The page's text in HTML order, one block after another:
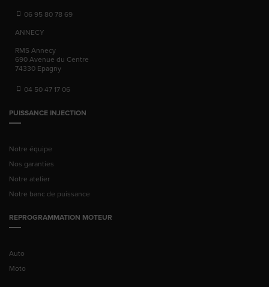
06 95 80 78 69
ANNECY
RMS Annecy
690 Avenue du Centre
74330 Epagny
04 50 47 17 06
PUISSANCE INJECTION
Notre équipe
Nos garanties
Notre atelier
Notre banc de puissance
REPROGRAMMATION MOTEUR
Auto
Moto